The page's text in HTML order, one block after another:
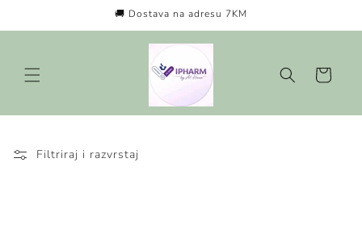
sadržaj
🚚 Dostava na adresu 7KM
Košarica
Filtriraj i razvrstaj